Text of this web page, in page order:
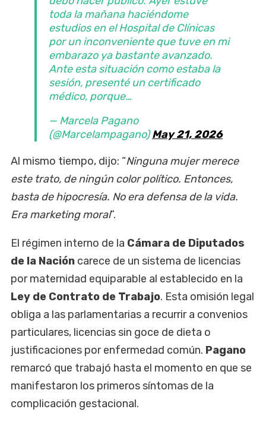
toda la mañana haciéndome
estudios en el Hospital de Clínicas
por un inconveniente que tuve en mi
embarazo ya bastante avanzado.
Ante esta situación como estaba la
sesión, presenté un certificado
médico, porque…
— Marcela Pagano
(@Marcelampagano)May 21, 2026
Al mismo tiempo, dijo: “Ninguna mujer merece
este trato, de ningún color político. Entonces,
basta de hipocresía. No era defensa de la vida.
Era marketing moral”.
El régimen interno de la Cámara de Diputados
de la Nación carece de un sistema de licencias
por maternidad equiparable al establecido en la
Ley de Contrato de Trabajo. Esta omisión legal
obliga a las parlamentarias a recurrir a convenios
particulares, licencias sin goce de dieta o
justificaciones por enfermedad común. Pagano
remarcó que trabajó hasta el momento en que se
manifestaron los primeros síntomas de la
complicación gestacional.